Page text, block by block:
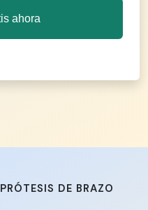
PRÓTESIS DE BRAZO